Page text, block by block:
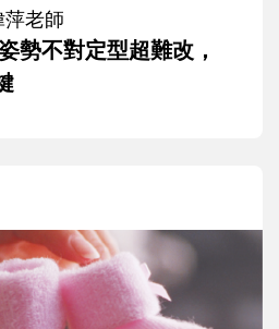
老師
勢不對定型超難改，